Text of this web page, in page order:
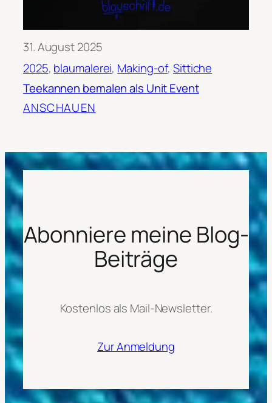
31. August 2025
2025, blaumalerei, Making-of, Sittiche
Teekannen bemalen als Unit Event
ANSCHAUEN
Abonniere meine Blog-
Beiträge
Kostenlos als Mail-Newsletter.
Zur Anmeldung